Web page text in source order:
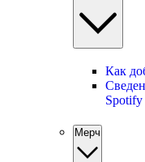
Как
Spotify
Мерч